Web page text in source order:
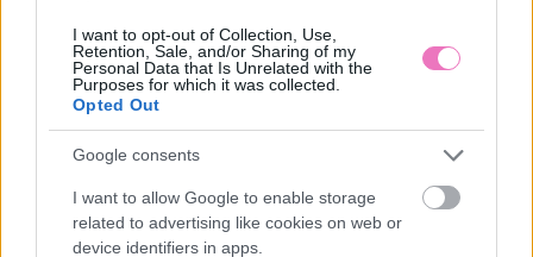
I want to opt-out of Collection, Use,
Retention, Sale, and/or Sharing of my
Personal Data that Is Unrelated with the
Purposes for which it was collected.
Opted Out
Google consents
I want to allow Google to enable storage
related to advertising like cookies on web or
device identifiers in apps.
ORGANIKUS DEKORÁCIÓ RATTAN BÚTOROK
TRÓPUSI HANGULAT VIBRÁLÓ SZÍNEK